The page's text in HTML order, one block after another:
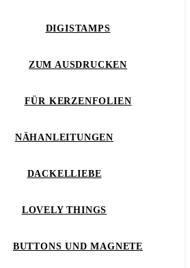
DIGISTAMPS
ZUM AUSDRUCKEN
FÜR KERZENFOLIEN
NÄHANLEITUNGEN
DACKELLIEBE
LOVELY THINGS
BUTTONS UND MAGNETE